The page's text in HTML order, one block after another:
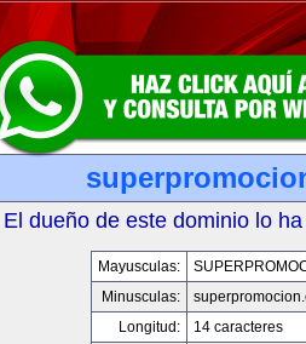
El dueño de este dominio lo
Mayusculas:
Minusculas:
Longitud:
14 caracteres